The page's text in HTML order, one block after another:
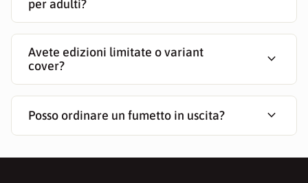
per adulti?
Avete edizioni limitate o variant
cover?
expand_more
Posso ordinare un fumetto in uscita? expand_more